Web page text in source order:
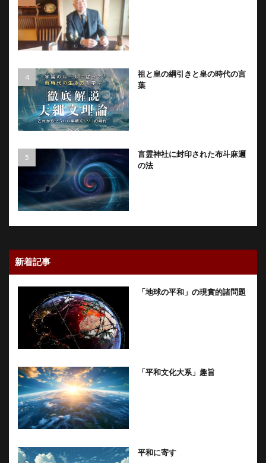
祖と皇の綱引きと皇の時代の言
葉
言霊神社に封印された布斗麻邇
の法
新着記事
「地球の平和」の現實的諸問題
「平和文化大系」趣旨
平和に寄す